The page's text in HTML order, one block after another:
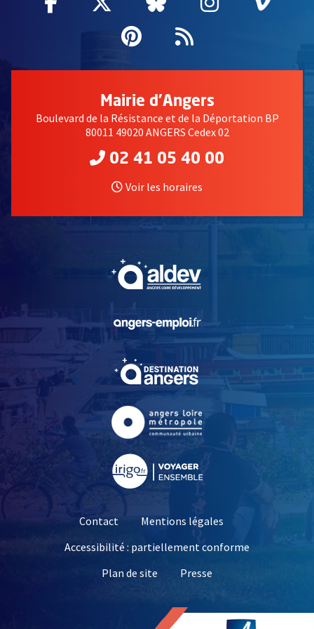
Pinterest
, Ouvre une
Flux RSS
Mairie d'Angers
Boulevard de la Résistance et de la Déportation BP
80011 49020 ANGERS Cedex 02
02 41 05 40 00
Voir les horaires
, Ouvre une nouvelle
, Ouvre une nouvelle
Contact
Mentions légales
Accessibilité : partiellement conforme
Plan de site
Presse